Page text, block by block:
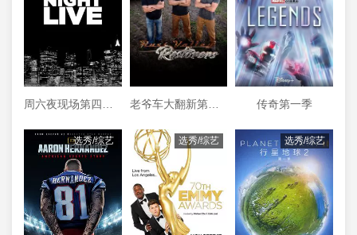
周六夜现场第四十四季 老爷车大翻新第三季 传奇第一季
选秀/综艺 选秀/综艺 选秀/综艺